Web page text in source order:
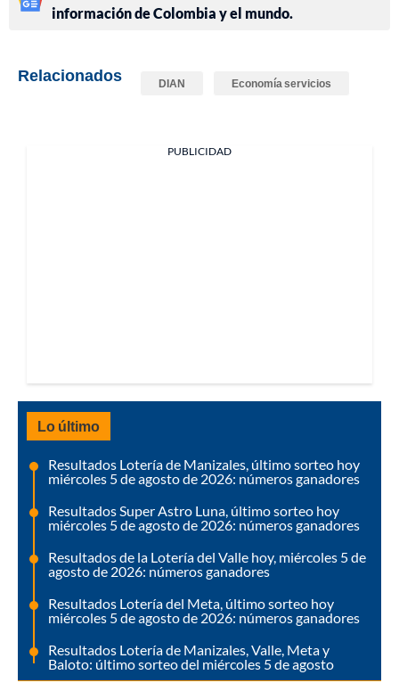
información de Colombia y el mundo.
Relacionados DIAN Economía servicios
PUBLICIDAD
Lo último
Resultados Lotería de Manizales, último sorteo hoy
miércoles 5 de agosto de 2026: números ganadores
Resultados Super Astro Luna, último sorteo hoy
miércoles 5 de agosto de 2026: números ganadores
Resultados de la Lotería del Valle hoy, miércoles 5 de
agosto de 2026: números ganadores
Resultados Lotería del Meta, último sorteo hoy
miércoles 5 de agosto de 2026: números ganadores
Resultados Lotería de Manizales, Valle, Meta y
Baloto: último sorteo del miércoles 5 de agosto